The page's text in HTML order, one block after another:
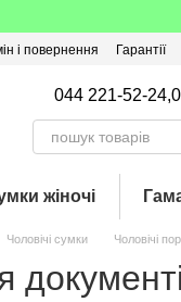
і повернення Гарантії
044 221-52-24,
жіночі
Чоловічі сумки Чоловічі